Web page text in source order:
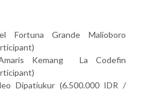
Fortuna Grande Malioboro
Kemang La Codefin
Dipatiukur (6.500.000 IDR /